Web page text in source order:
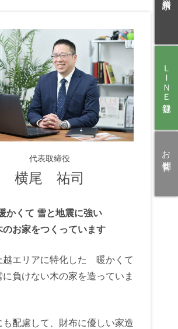
代表取締役
横尾 祐司
かくて 雪と地震に強い
のお家をつくっています
越エリアに特化した 暖かくて
負けない木の家を造っていま
も配慮して、財布に優しい家造
ＬＩＮＥ登録
お問合せ